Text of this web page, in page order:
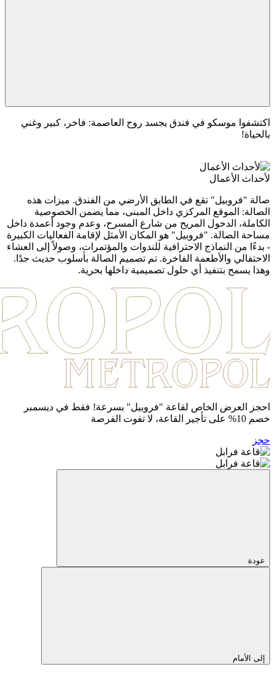
اكتشفوا موسكو في فندق يجسد روح العاصمة: فاخر، كبير وغني
بالحياة!
لأحداث الأعمال
صالة "فروبيل" تقع في الطابق الأرضي من الفندق. ميزات هذه
الصالة: الموقع المركزي داخل المبنى، مما يضمن الخصوصية
الكاملة، الدخول المريح من شارع المسرح، وعدم وجود أعمدة داخل
مساحة الصالة. "فروبيل" هو المكان الأمثل لإقامة الفعاليات الكبيرة
- بدءًا من النماذج الاحترافية للندوات والمؤتمرات، وصولاً إلى العشاء
الاحتفالي والأطعمة الفاخرة. تم تصميم الصالة بأسلوب حديث جدًا.
وهذا يسمح بتنفيذ أي حلول تصميمية داخلها بحرية.
احجز العرض الخاص لقاعة "فروبيل" بسرعة! فقط في ديسمبر
خصم 10% على تأجير القاعة، لا تفوت الفرصة
حجز
عودة
إلى الأمام